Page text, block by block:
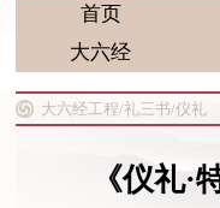
首页
大六经
大六经工程/礼三书/仪礼
《仪礼·